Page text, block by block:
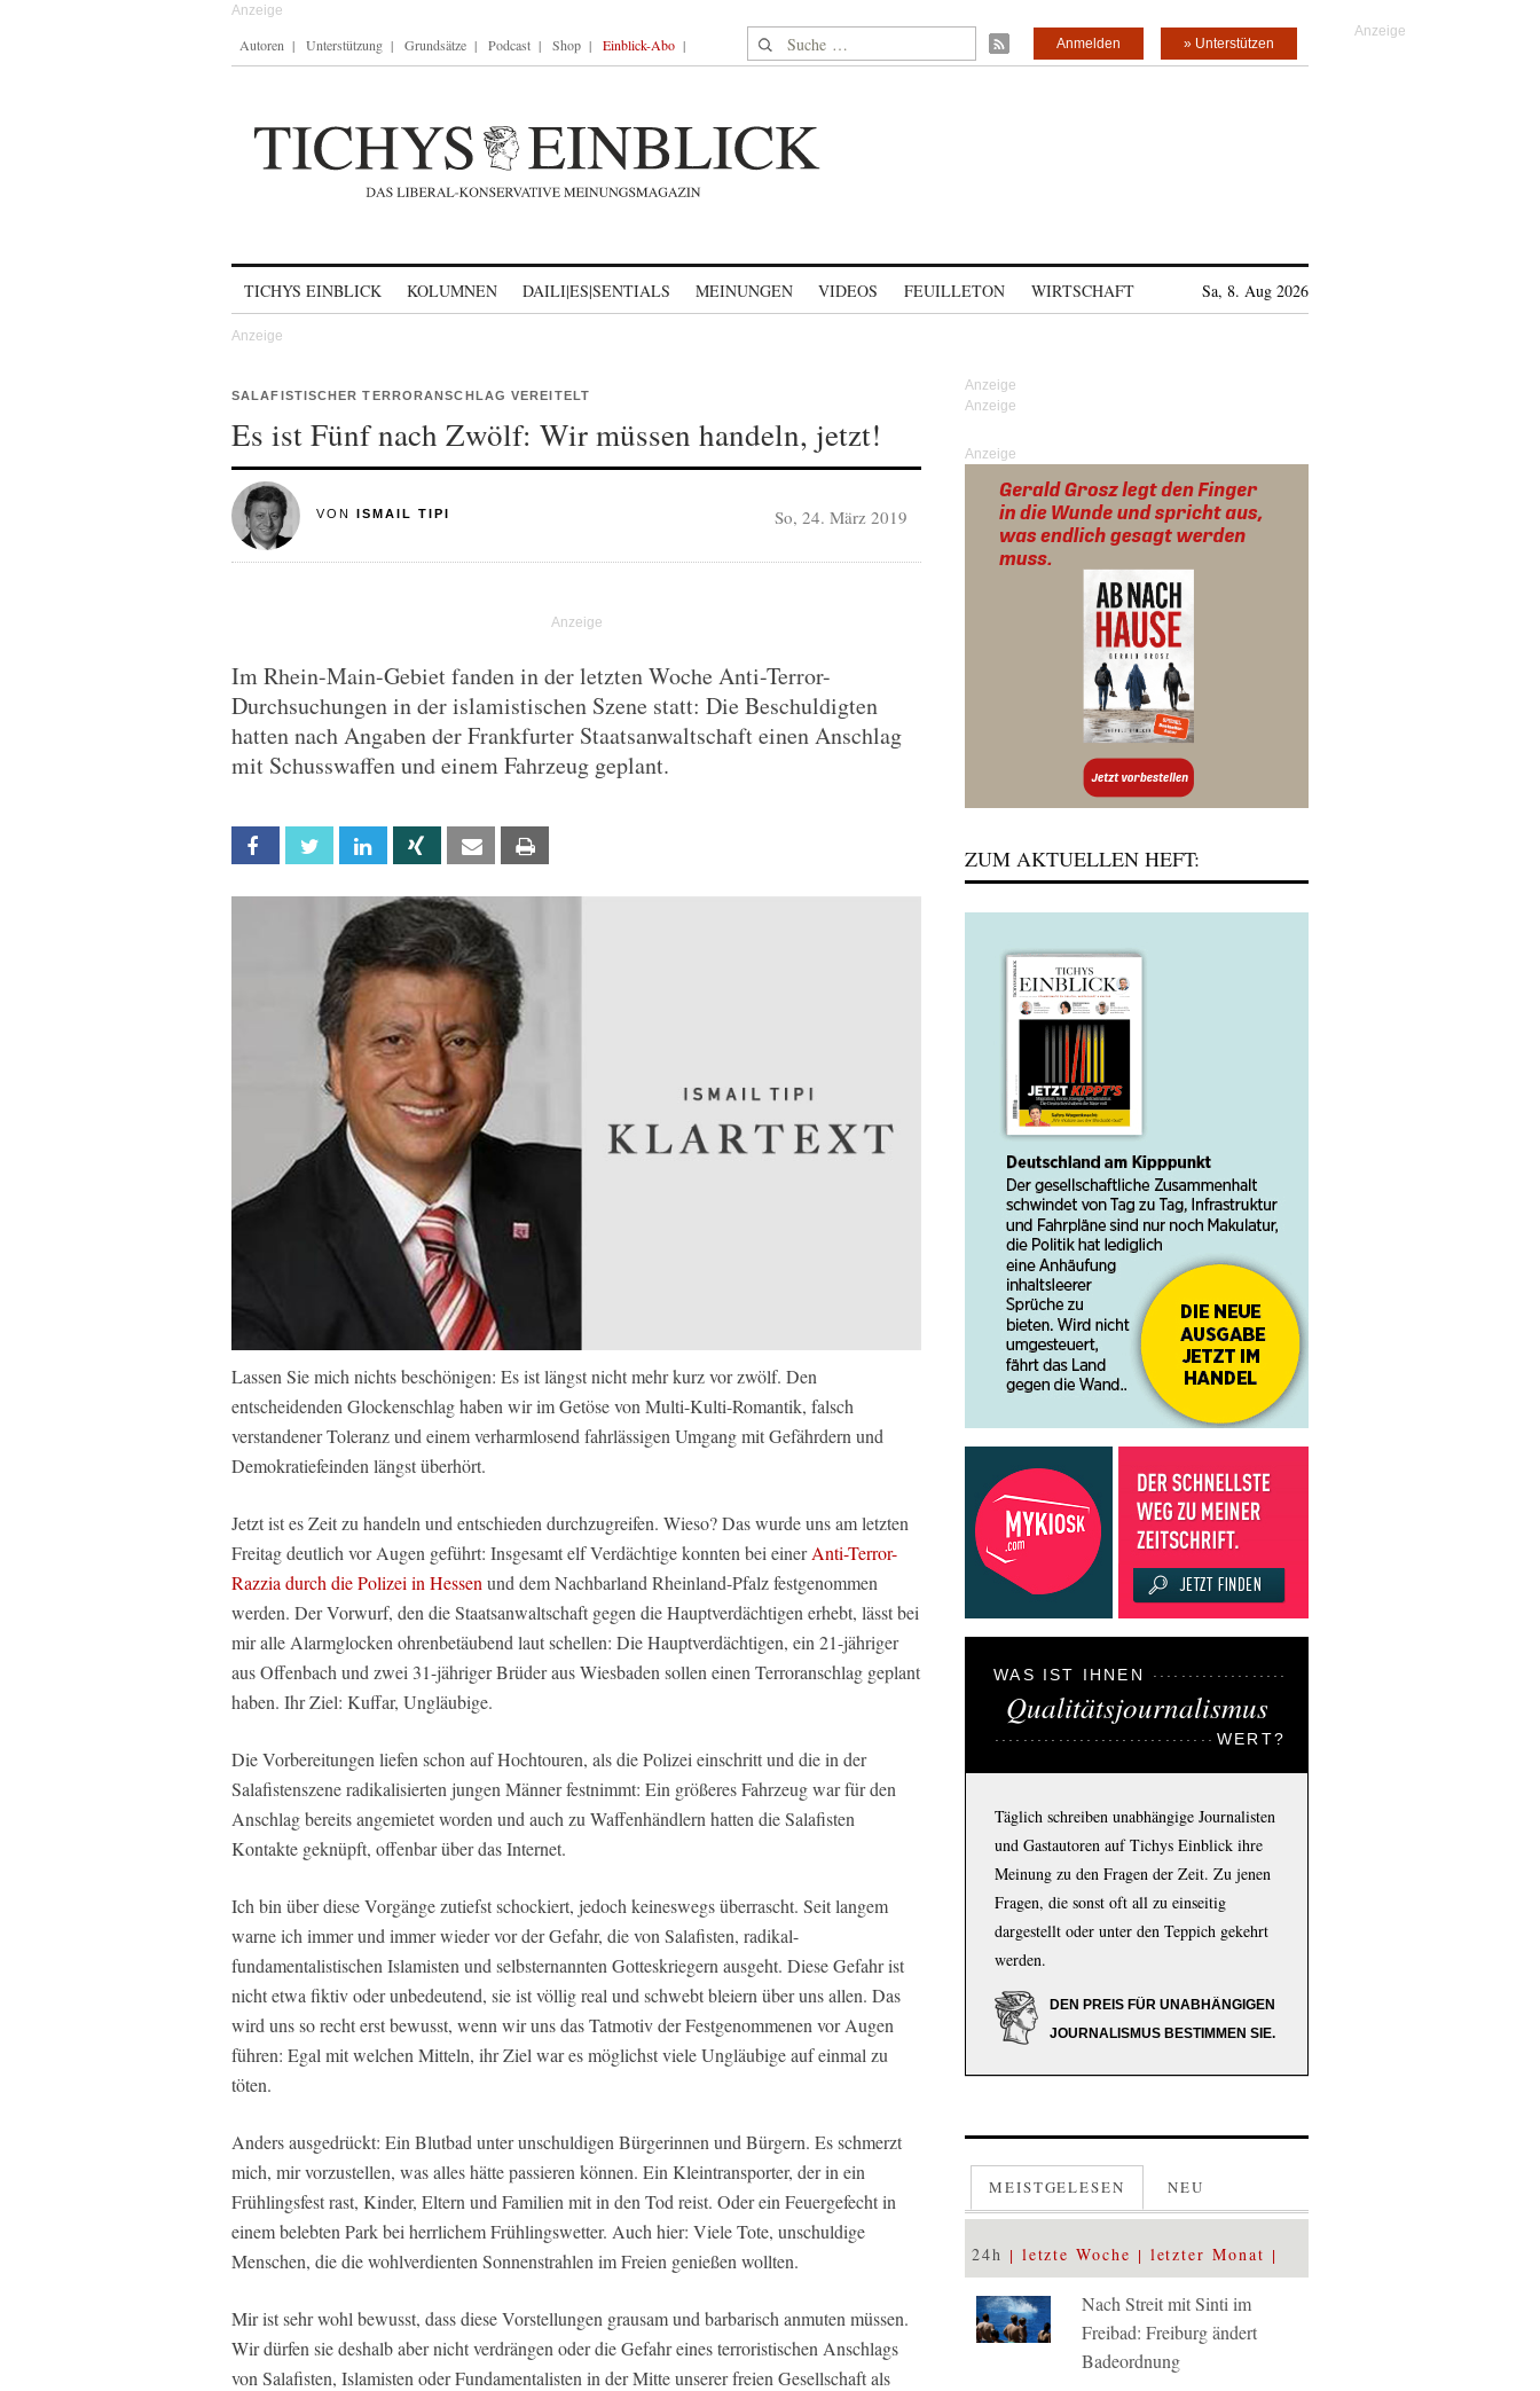
Autoren Unterstützung Grundsätze Podcast Shop Einblick-Abo Suche nach: » Unterstützen
Anmelden
TICHYS EINBLICK KOLUMNEN DAILI|ES|SENTIALS MEINUNGEN VIDEOS FEUILLETON WIRTSCHAFT Sa, 8. Aug 2026
SALAFISTISCHER TERRORANSCHLAG VEREITELT
Es ist Fünf nach Zwölf: Wir müssen handeln, jetzt!
VON ISMAIL TIPI So, 24. März 2019
Im Rhein-Main-Gebiet fanden in der letzten Woche Anti-Terror-
Durchsuchungen in der islamistischen Szene statt: Die Beschuldigten
hatten nach Angaben der Frankfurter Staatsanwaltschaft einen Anschlag
mit Schusswaffen und einem Fahrzeug geplant.
Facebook Twitter Linkedin Xing Email
Lassen Sie mich nichts beschönigen: Es ist längst nicht mehr kurz vor zwölf. Den
entscheidenden Glockenschlag haben wir im Getöse von Multi-Kulti-Romantik, falsch
verstandener Toleranz und einem verharmlosend fahrlässigen Umgang mit Gefährdern und
Demokratiefeinden längst überhört.
Jetzt ist es Zeit zu handeln und entschieden durchzugreifen. Wieso? Das wurde uns am letzten
Freitag deutlich vor Augen geführt: Insgesamt elf Verdächtige konnten bei einerAnti-Terror-
Razzia durch die Polizei in Hessen und dem Nachbarland Rheinland-Pfalz festgenommen
werden. Der Vorwurf, den die Staatsanwaltschaft gegen die Hauptverdächtigen erhebt, lässt bei
mir alle Alarmglocken ohrenbetäubend laut schellen: Die Hauptverdächtigen, ein 21-jähriger
aus Offenbach und zwei 31-jähriger Brüder aus Wiesbaden sollen einen Terroranschlag geplant
haben. Ihr Ziel: Kuffar, Ungläubige.
Die Vorbereitungen liefen schon auf Hochtouren, als die Polizei einschritt und die in der
Salafistenszene radikalisierten jungen Männer festnimmt: Ein größeres Fahrzeug war für den
Anschlag bereits angemietet worden und auch zu Waffenhändlern hatten die Salafisten
Kontakte geknüpft, offenbar über das Internet.
Ich bin über diese Vorgänge zutiefst schockiert, jedoch keineswegs überrascht. Seit langem
warne ich immer und immer wieder vor der Gefahr, die von Salafisten, radikal-
fundamentalistischen Islamisten und selbsternannten Gotteskriegern ausgeht. Diese Gefahr ist
nicht etwa fiktiv oder unbedeutend, sie ist völlig real und schwebt bleiern über uns allen. Das
wird uns so recht erst bewusst, wenn wir uns das Tatmotiv der Festgenommenen vor Augen
führen: Egal mit welchen Mitteln, ihr Ziel war es möglichst viele Ungläubige auf einmal zu
töten.
Anders ausgedrückt: Ein Blutbad unter unschuldigen Bürgerinnen und Bürgern. Es schmerzt
mich, mir vorzustellen, was alles hätte passieren können. Ein Kleintransporter, der in ein
Frühlingsfest rast, Kinder, Eltern und Familien mit in den Tod reist. Oder ein Feuergefecht in
einem belebten Park bei herrlichem Frühlingswetter. Auch hier: Viele Tote, unschuldige
Menschen, die die wohlverdienten Sonnenstrahlen im Freien genießen wollten.
Mir ist sehr wohl bewusst, dass diese Vorstellungen grausam und barbarisch anmuten müssen.
Wir dürfen sie deshalb aber nicht verdrängen oder die Gefahr eines terroristischen Anschlags
von Salafisten, Islamisten oder Fundamentalisten in der Mitte unserer freien Gesellschaft als
Anzeige
ZUM AKTUELLEN HEFT:
WAS IST IHNEN
Qualitätsjournalismus
WERT?
Täglich schreiben unabhängige Journalisten
und Gastautoren auf Tichys Einblick ihre
Meinung zu den Fragen der Zeit. Zu jenen
Fragen, die sonst oft all zu einseitig
dargestellt oder unter den Teppich gekehrt
werden.
DEN PREIS FÜR UNABHÄNGIGEN
JOURNALISMUS BESTIMMEN SIE.
MEISTGELESEN NEU
24h letzte Woche letzter Monat
Nach Streit mit Sinti im
Freibad: Freiburg ändert
Badeordnung